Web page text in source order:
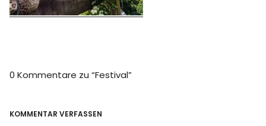
0 Kommentare zu “Festival”
KOMMENTAR VERFASSEN